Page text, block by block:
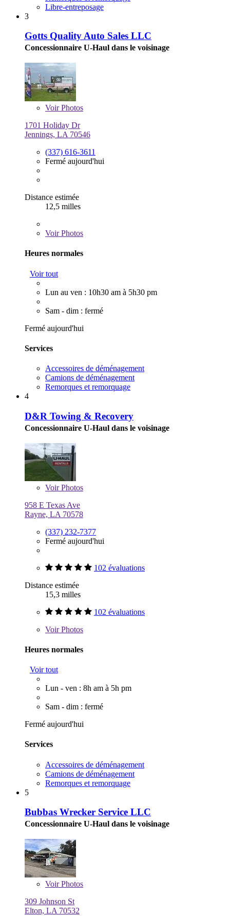
Libre-entreposage
3
Gotts Quality Auto Sales LLC
Concessionnaire U-Haul dans le voisinage
VoirPhotos
1701 Holiday Dr
Jennings, LA 70546
(337) 616-3611
Fermé aujourd'hui
Distance estimée
12,5 milles
VoirPhotos
Heures normales
Voir tout
Lun au ven : 10h30 am à 5h30 pm
Sam - dim : fermé
Fermé aujourd'hui
Services
Accessoires de déménagement
Camions de déménagement
Remorques et remorquage
4
D&R Towing & Recovery
Concessionnaire U-Haul dans le voisinage
VoirPhotos
958 E Texas Ave
Rayne, LA 70578
(337) 232-7377
Fermé aujourd'hui
102 évaluations
Distance estimée
15,3 milles
102 évaluations
VoirPhotos
Heures normales
Voir tout
Lun - ven : 8h am à 5h pm
Sam - dim : fermé
Fermé aujourd'hui
Services
Accessoires de déménagement
Camions de déménagement
Remorques et remorquage
5
Bubbas Wrecker Service LLC
Concessionnaire U-Haul dans le voisinage
VoirPhotos
309 Johnson St
Elton, LA 70532